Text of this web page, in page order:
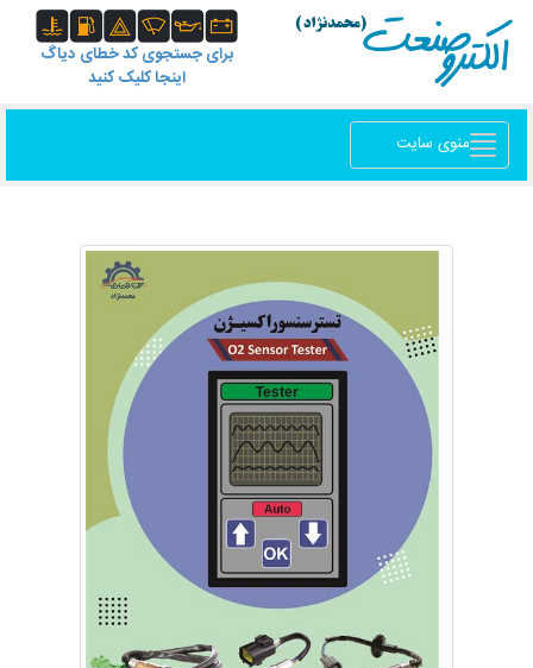
برای جستجوی کد خطای دیاگ
اینجا کلیک کنید
منوی سایت